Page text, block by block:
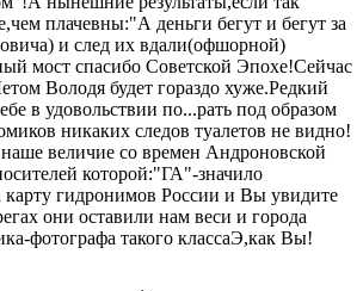
плачевны:"А деньги бегут и бегут за
и след их вдали(офшорной)
мост спасибо Советской Эпохе!Сейчас
Володя будет гораздо хуже.Редкий
в удовольствии по...рать под образом
никаких следов туалетов не видно!
величие со времен Андроновской
которой:"ГА"-значило
карту гидронимов России и Вы увидите
они оставили нам веси и города
фотографа такого классаЭ,как Вы!